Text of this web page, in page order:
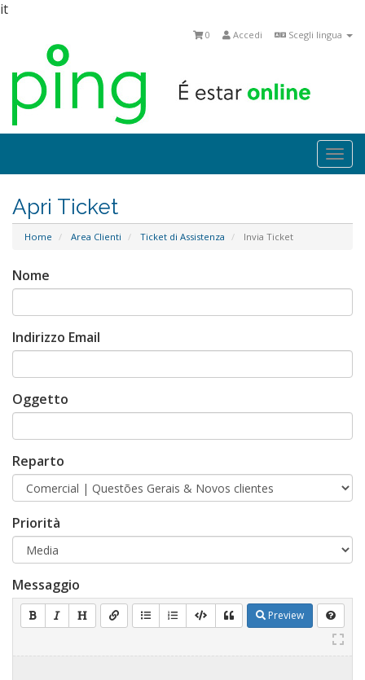
it
Scegli lingua
Accedi
0
Apri Ticket
Home Area Clienti Ticket di Assistenza Invia Ticket
Nome
Indirizzo Email
Oggetto
Reparto
Priorità
Messaggio
Preview